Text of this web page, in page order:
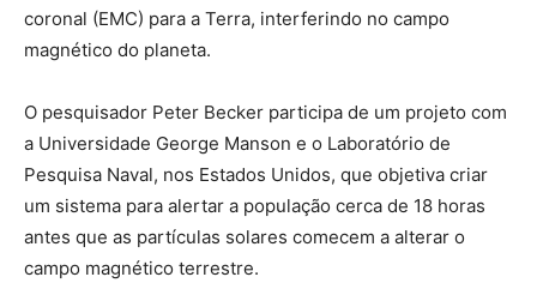
coronal (EMC) para a Terra, interferindo no campo
magnético do planeta.
O pesquisador Peter Becker participa de um projeto com
a Universidade George Manson e o Laboratório de
Pesquisa Naval, nos Estados Unidos, que objetiva criar
um sistema para alertar a população cerca de 18 horas
antes que as partículas solares comecem a alterar o
campo magnético terrestre.